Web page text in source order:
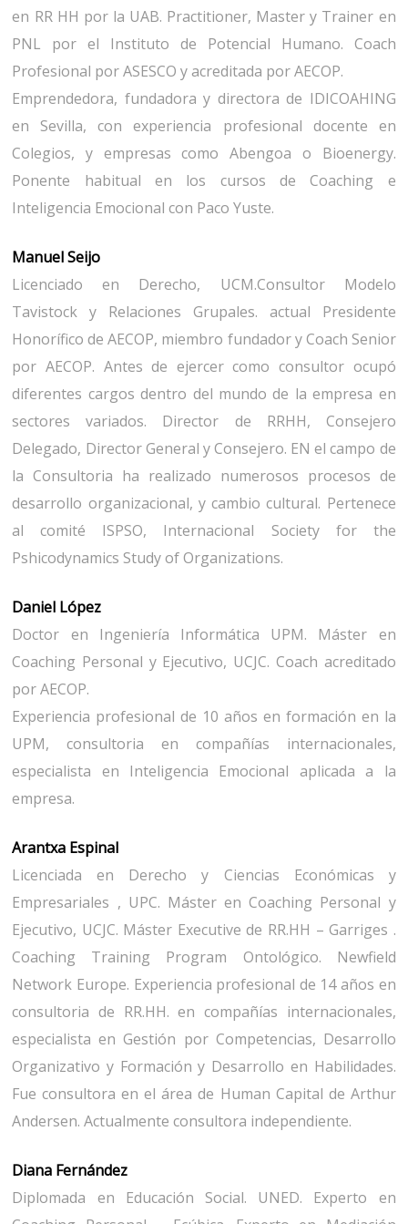
en RR HH por la UAB. Practitioner, Master y Trainer en
PNL por el Instituto de Potencial Humano. Coach
Profesional por ASESCO y acreditada por AECOP.
Emprendedora, fundadora y directora de IDICOAHING
en Sevilla, con experiencia profesional docente en
Colegios, y empresas como Abengoa o Bioenergy.
Ponente habitual en los cursos de Coaching e
Inteligencia Emocional con Paco Yuste.
Manuel Seijo
Licenciado en Derecho, UCM.Consultor Modelo
Tavistock y Relaciones Grupales. actual Presidente
Honorífico de AECOP, miembro fundador y Coach Senior
por AECOP. Antes de ejercer como consultor ocupó
diferentes cargos dentro del mundo de la empresa en
sectores variados. Director de RRHH, Consejero
Delegado, Director General y Consejero. EN el campo de
la Consultoria ha realizado numerosos procesos de
desarrollo organizacional, y cambio cultural. Pertenece
al comité ISPSO, Internacional Society for the
Pshicodynamics Study of Organizations.
Daniel López
Doctor en Ingeniería Informática UPM. Máster en
Coaching Personal y Ejecutivo, UCJC. Coach acreditado
por AECOP.
Experiencia profesional de 10 años en formación en la
UPM, consultoria en compañías internacionales,
especialista en Inteligencia Emocional aplicada a la
empresa.
Arantxa Espinal
Licenciada en Derecho y Ciencias Económicas y
Empresariales , UPC. Máster en Coaching Personal y
Ejecutivo, UCJC. Máster Executive de RR.HH – Garriges .
Coaching Training Program Ontológico. Newfield
Network Europe. Experiencia profesional de 14 años en
consultoria de RR.HH. en compañías internacionales,
especialista en Gestión por Competencias, Desarrollo
Organizativo y Formación y Desarrollo en Habilidades.
Fue consultora en el área de Human Capital de Arthur
Andersen. Actualmente consultora independiente.
Diana Fernández
Diplomada en Educación Social. UNED. Experto en